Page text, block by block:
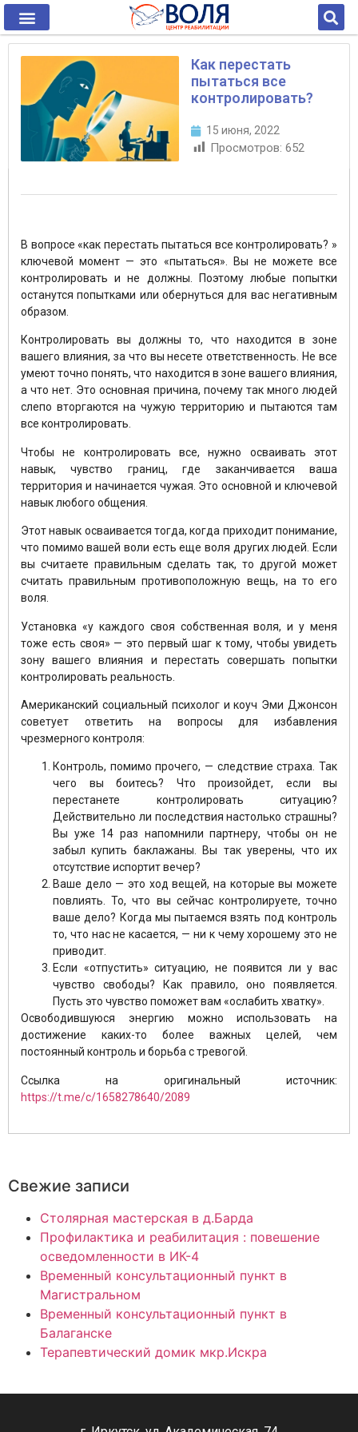
Как перестать
пытаться все
контролировать?
15 июня, 2022
Просмотров: 652
В вопросе «как перестать пытаться все контролировать? »
ключевой момент — это «пытаться». Вы не можете все
контролировать и не должны. Поэтому любые попытки
останутся попытками или обернуться для вас негативным
образом.
Контролировать вы должны то, что находится в зоне
вашего влияния, за что вы несете ответственность. Не все
умеют точно понять, что находится в зоне вашего влияния,
а что нет. Это основная причина, почему так много людей
слепо вторгаются на чужую территорию и пытаются там
все контролировать.
Чтобы не контролировать все, нужно осваивать этот
навык, чувство границ, где заканчивается ваша
территория и начинается чужая. Это основной и ключевой
навык любого общения.
Этот навык осваивается тогда, когда приходит понимание,
что помимо вашей воли есть еще воля других людей. Если
вы считаете правильным сделать так, то другой может
считать правильным противоположную вещь, на то его
воля.
Установка «у каждого своя собственная воля, и у меня
тоже есть своя» — это первый шаг к тому, чтобы увидеть
зону вашего влияния и перестать совершать попытки
контролировать реальность.
Американский социальный психолог и коуч Эми Джонсон
советует ответить на вопросы для избавления
чрезмерного контроля:
Контроль, помимо прочего, — следствие страха. Так
чего вы боитесь? Что произойдет, если вы
перестанете контролировать ситуацию?
Действительно ли последствия настолько страшны?
Вы уже 14 раз напомнили партнеру, чтобы он не
забыл купить баклажаны. Вы так уверены, что их
отсутствие испортит вечер?
Ваше дело — это ход вещей, на которые вы можете
повлиять. То, что вы сейчас контролируете, точно
ваше дело? Когда мы пытаемся взять под контроль
то, что нас не касается, — ни к чему хорошему это не
приводит.
Если «отпустить» ситуацию, не появится ли у вас
чувство свободы? Как правило, оно появляется.
Пусть это чувство поможет вам «ослабить хватку».
Освободившуюся энергию можно использовать на
достижение каких-то более важных целей, чем
постоянный контроль и борьба с тревогой.
Ссылка на оригинальный источник:
https://t.me/c/1658278640/2089
Свежие записи
Столярная мастерская в д.Барда
Профилактика и реабилитация : повешение
осведомленности в ИК-4
Временный консультационный пункт в
Магистральном
Временный консультационный пункт в
Балаганске
Терапевтический домик мкр.Искра